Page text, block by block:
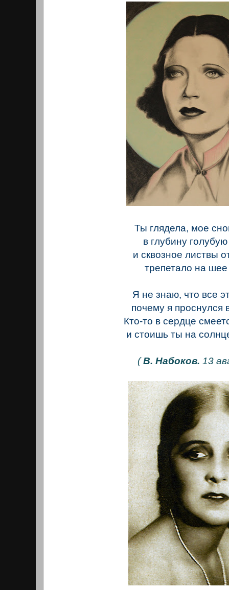
Ты глядела, мое
в глубину
и сквозное листвы
трепетало на шее
Я не знаю, что все
почему я проснулся
Кто-то в сердце
и стоишь ты на
(В. Набоков. 13